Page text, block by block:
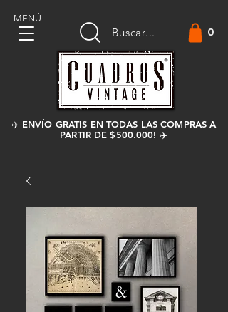
Buscar...
MENÚ
0
✈️ ENVÍO GRATIS EN TODAS LAS COMPRAS A
PARTIR DE $500.000! ✈️